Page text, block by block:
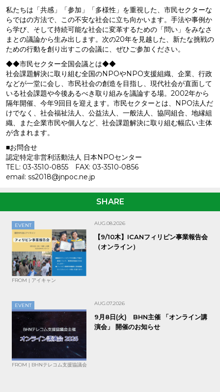
私たちは「共感」「参加」「多様性」を重視した、市民セクターな
らではの方法で、この不安な社会に立ち向かいます。手法や事例か
ら学び、そして持続可能な社会に変革するための「問い」をみなさ
まとの議論から生み出します。次の20年を見越した、新たな挑戦の
ための行動を創り出すこの会議に、ぜひご参加ください。
◆◆市民セクター全国会議とは◆◆
社会課題解決に取り組む全国のNPOやNPO支援組織、企業、行政
などが一堂に会し、市民社会の創造を目指し、現代社会が直面して
いる社会課題や今後あるべき取り組みを議論する場。2002年から
隔年開催、今年9回目を迎えます。市民セクターとは、NPO法人だ
けでなく、社会福祉法人、公益法人、一般法人、協同組合、地縁組
織、また企業市民や個人など、社会課題解決に取り組む幅広い主体
が含まれます。
■お問合せ
認定特定非営利活動法人 日本NPOセンター
TEL: 03-3510-0855 FAX: 03-3510-0856
email: ss2018@jnpoc.ne.jp
SHARE
EVENT AUG.08.2026
【9/10木】ICANフィリピン事業報告会
（オンライン）
FROM | アイキャン
EVENT AUG.07.2026
9月8日(火) BHN主催 「オンライン講
演会」 開催のお知らせ
FROM | BHNテレコム支援協議会